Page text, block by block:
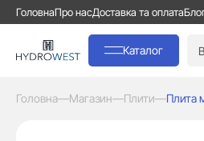
ГоловнаПро насДоставка та оплата
Каталог
Головна—Магазин—Плити—Плита